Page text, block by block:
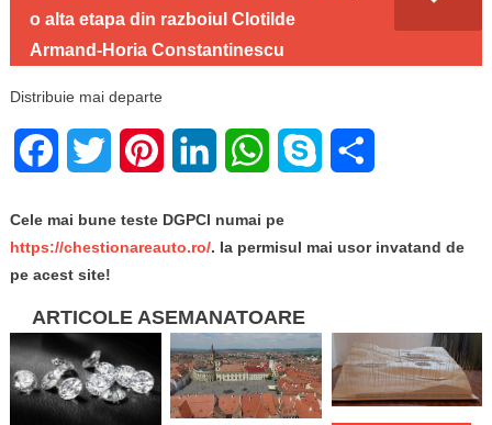
o alta etapa din razboiul Clotilde
Armand-Horia Constantinescu
Distribuie mai departe
FacebookTwitter PinterestLinkedIn WhatsApp
Skype
Cele mai bune teste DGPCI numai pe
https://chestionareauto.ro/. Ia permisul mai usor invatand de
pe acest site!
ARTICOLE ASEMANATOARE